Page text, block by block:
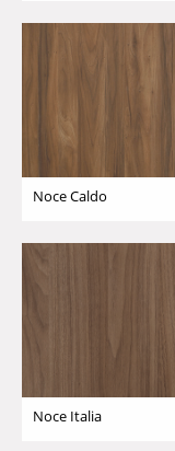
Noce Caldo
Noce Italia